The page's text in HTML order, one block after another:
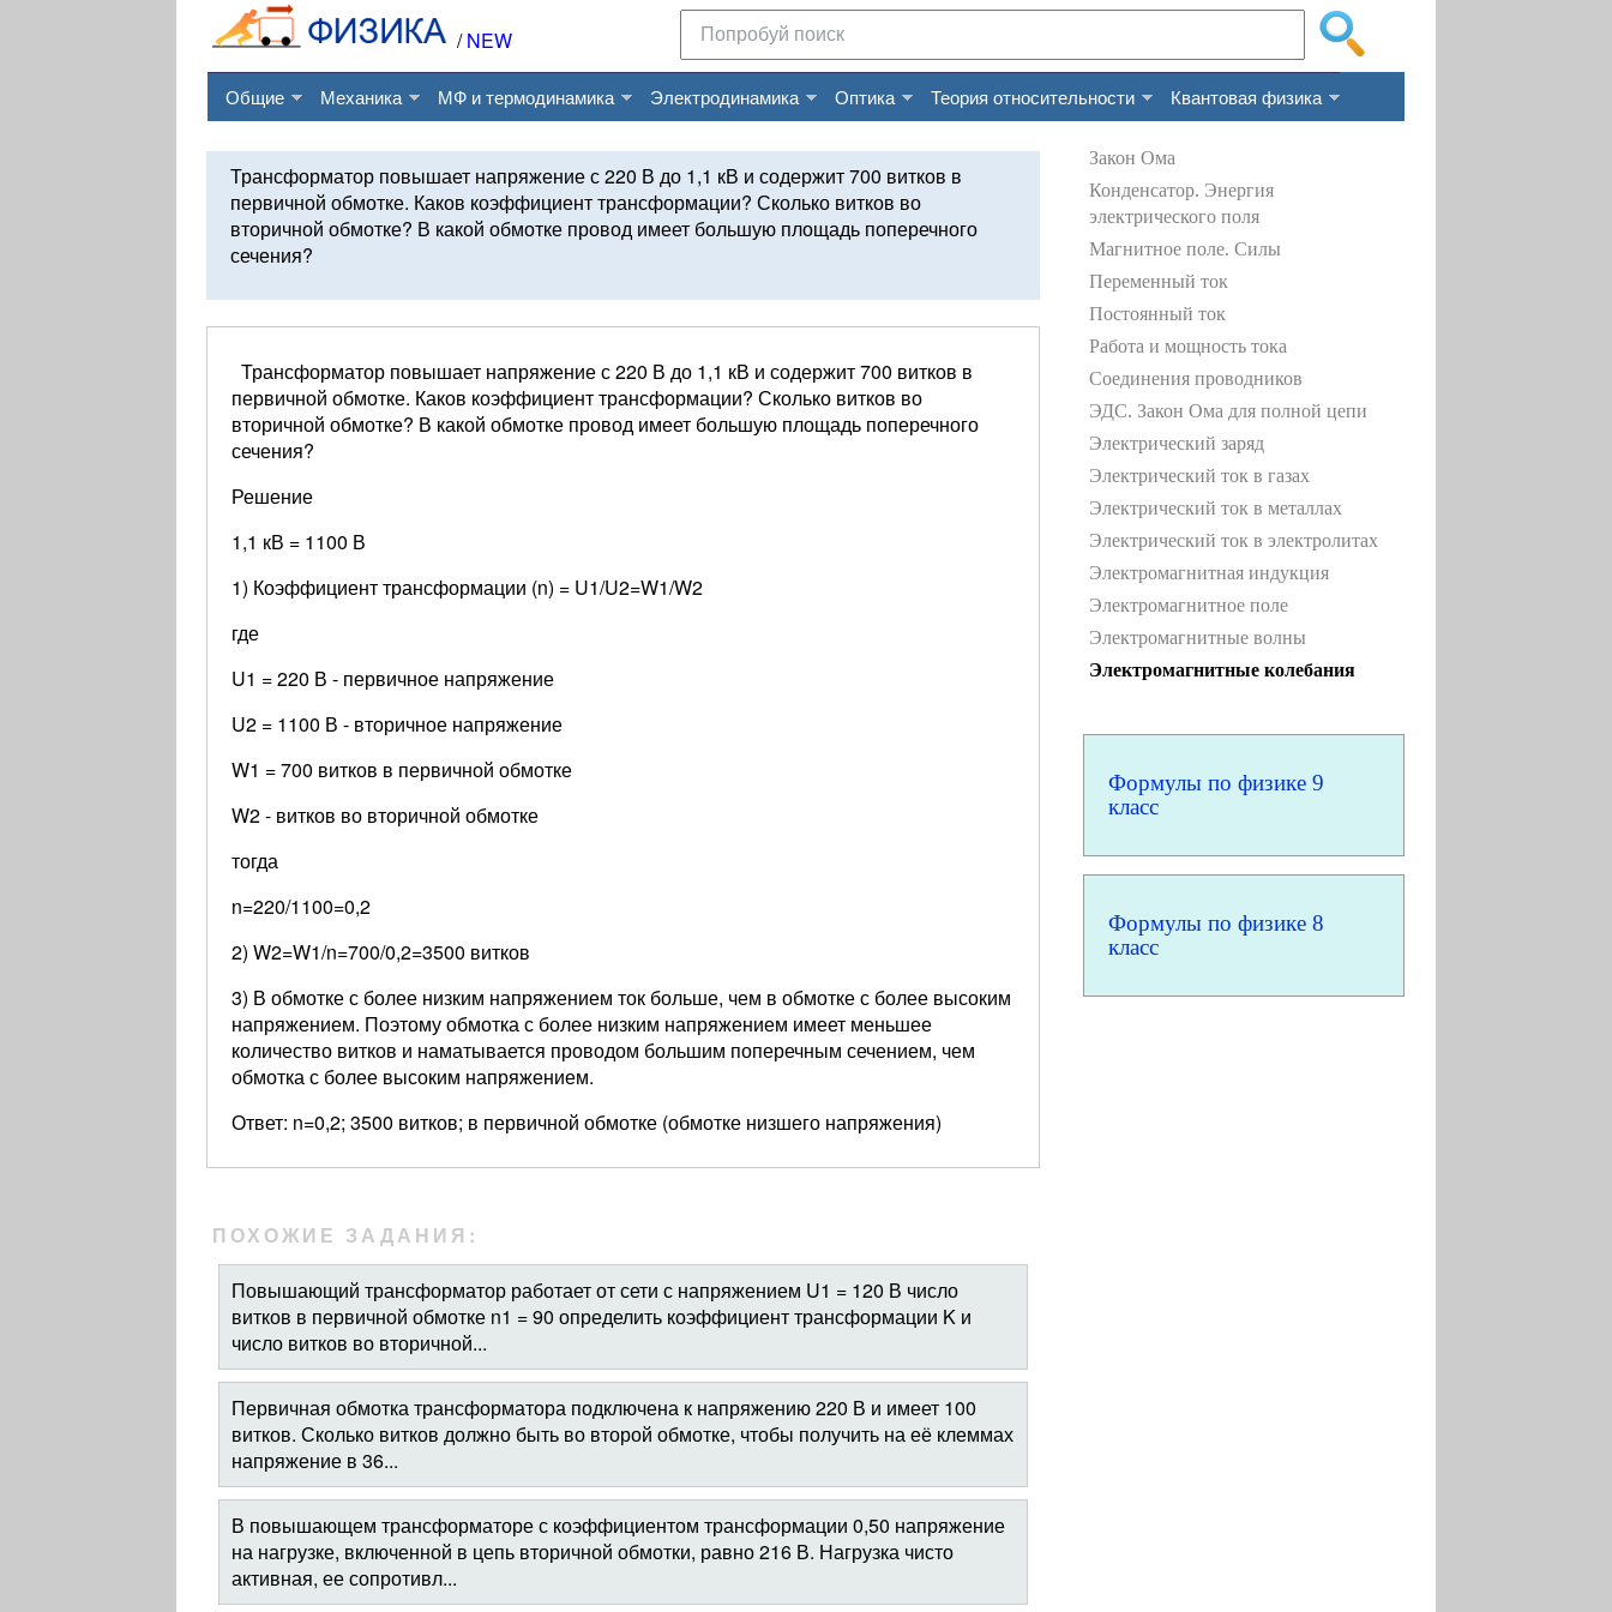
/NEW
Общие Механика МФ и термодинамика Электродинамика Оптика Теория относительности Квантовая физика
Трансформатор повышает напряжение с 220 В до 1,1 кВ и содержит 700 витков в
первичной обмотке. Каков коэффициент трансформации? Сколько витков во
вторичной обмотке? В какой обмотке провод имеет большую площадь поперечного
сечения?
Трансформатор повышает напряжение с 220 В до 1,1 кВ и содержит 700 витков в
первичной обмотке. Каков коэффициент трансформации? Сколько витков во
вторичной обмотке? В какой обмотке провод имеет большую площадь поперечного
сечения?
Решение
1,1 кВ = 1100 В
1) Коэффициент трансформации (n) = U1/U2=W1/W2
где
U1 = 220 В - первичное напряжение
U2 = 1100 В - вторичное напряжение
W1 = 700 витков в первичной обмотке
W2 - витков во вторичной обмотке
тогда
n=220/1100=0,2
2) W2=W1/n=700/0,2=3500 витков
3) В обмотке с более низким напряжением ток больше, чем в обмотке с более высоким
напряжением. Поэтому обмотка с более низким напряжением имеет меньшее
количество витков и наматывается проводом большим поперечным сечением, чем
обмотка с более высоким напряжением.
Ответ: n=0,2; 3500 витков; в первичной обмотке (обмотке низшего напряжения)
ПОХОЖИЕ ЗАДАНИЯ:
Повышающий трансформатор работает от сети с напряжением U1 = 120 В число
витков в первичной обмотке n1 = 90 определить коэффициент трансформации K и
число витков во вторичной...
Первичная обмотка трансформатора подключена к напряжению 220 В и имеет 100
витков. Сколько витков должно быть во второй обмотке, чтобы получить на её клеммах
напряжение в 36...
В повышающем трансформаторе с коэффициентом трансформации 0,50 напряжение
на нагрузке, включенной в цепь вторичной обмотки, равно 216 В. Нагрузка чисто
активная, ее сопротивл...
Закон Ома
Конденсатор. Энергия
электрического поля
Магнитное поле. Силы
Переменный ток
Постоянный ток
Работа и мощность тока
Соединения проводников
ЭДС. Закон Ома для полной цепи
Электрический заряд
Электрический ток в газах
Электрический ток в металлах
Электрический ток в электролитах
Электромагнитная индукция
Электромагнитное поле
Электромагнитные волны
Электромагнитные колебания
Формулы по физике 9
класс
Формулы по физике 8
класс